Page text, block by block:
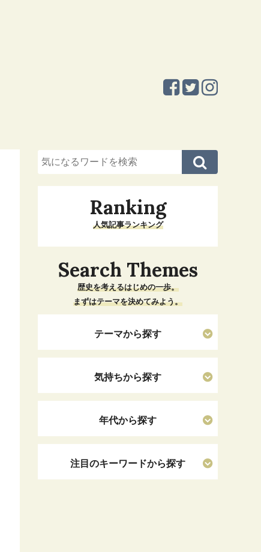
Ranking
人気記事ランキング
Search Themes
歴史を考えるはじめの一歩。
まずはテーマを決めてみよう。
テーマから探す
気持ちから探す
年代から探す
注目のキーワードから探す